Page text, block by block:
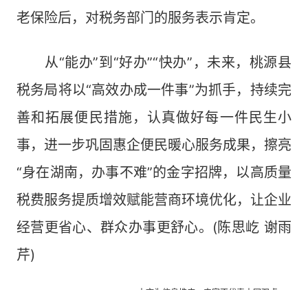
老保险后，对税务部门的服务表示肯定。
从“能办”到“好办”“快办”，未来，桃源县
税务局将以“高效办成一件事”为抓手，持续完
善和拓展便民措施，认真做好每一件民生小
事，进一步巩固惠企便民暖心服务成果，擦亮
“身在湖南，办事不难”的金字招牌，以高质量
税费服务提质增效赋能营商环境优化，让企业
经营更省心、群众办事更舒心。(陈思屹 谢雨
芹)